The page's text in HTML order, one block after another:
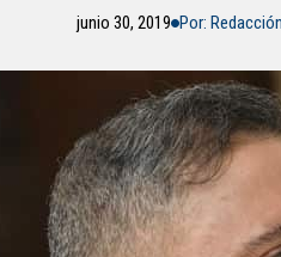
junio 30, 2019 Por: